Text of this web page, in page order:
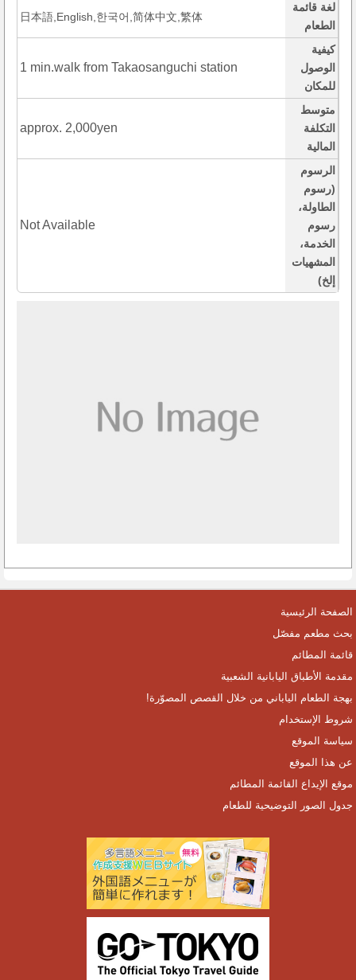
لغة قائمة
الطعام
日本語,English,한국어,简体中文,繁体
كيفية
الوصول
للمكان
1 min.walk from Takaosanguchi station
متوسط
التكلفة
المالية
approx. 2,000yen
الرسوم
(رسوم
الطاولة،
رسوم
الخدمة،
المشهيات
إلخ)
Not Available
الصفحة الرئيسية
بحث مطعم مفصّل
قائمة المطائم
مقدمة الأطباق اليابانية الشعبية
بهجة الطعام الياباني من خلال القصص المصوّرة!
شروط الإستخدام
سياسة الموقع
عن هذا الموقع
موقع الإيداع القائمة المطائم
جدول الصور التوضيحية للطعام